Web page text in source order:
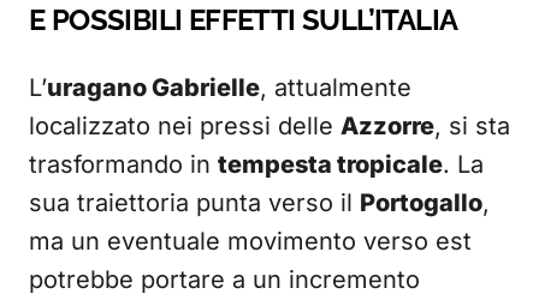
E POSSIBILI EFFETTI SULL’ITALIA
L’uragano Gabrielle, attualmente
localizzato nei pressi delle Azzorre, si sta
trasformando in tempesta tropicale. La
sua traiettoria punta verso il Portogallo,
ma un eventuale movimento verso est
potrebbe portare a un incremento